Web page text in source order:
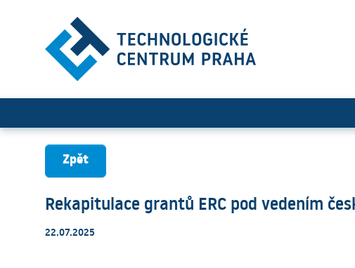
Rekapitulace grantů ERC pod
Zpět
Rekapitulace grantů ERC pod vedením
22.07.2025